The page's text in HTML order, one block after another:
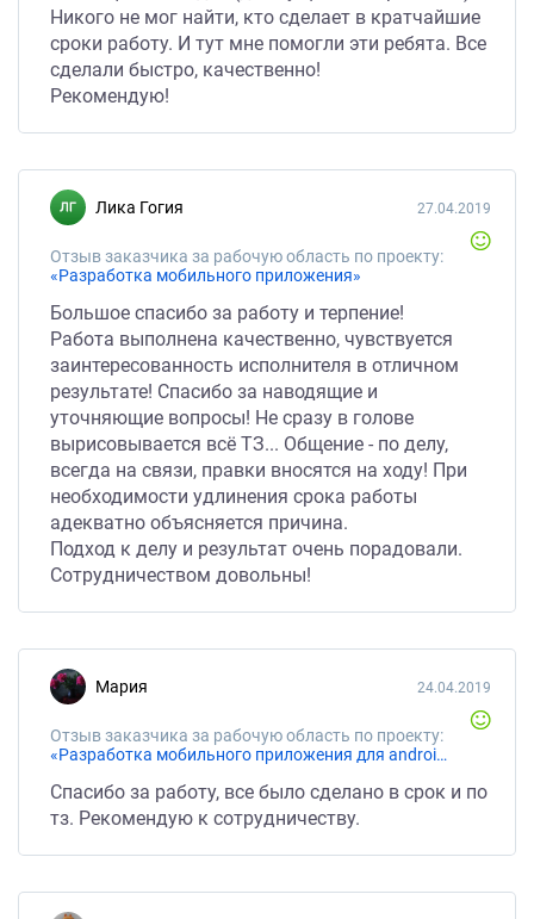
Никого не мог найти, кто сделает в кратчайшие
сроки работу. И тут мне помогли эти ребята. Все
сделали быстро, качественно!
Рекомендую!
Лика Гогия
Отзыв заказчика за рабочую область по проекту:
«Разработка мобильного приложения»
27.04.2019
Большое спасибо за работу и терпение!
Работа выполнена качественно, чувствуется
заинтересованность исполнителя в отличном
результате! Спасибо за наводящие и
уточняющие вопросы! Не сразу в голове
вырисовывается всё ТЗ... Общение - по делу,
всегда на связи, правки вносятся на ходу! При
необходимости удлинения срока работы
адекватно объясняется причина.
Подход к делу и результат очень порадовали.
Сотрудничеством довольны!
Мария
Отзыв заказчика за рабочую область по проекту:
«Разработка мобильного приложения для android»
24.04.2019
Спасибо за работу, все было сделано в срок и по
тз. Рекомендую к сотрудничеству.